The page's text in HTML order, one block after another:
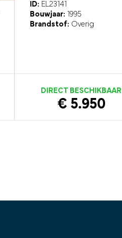
ID: EL23141
Bouwjaar: 1995
Brandstof: Overig
DIRECT BESCHIKBAAR
€ 5.950